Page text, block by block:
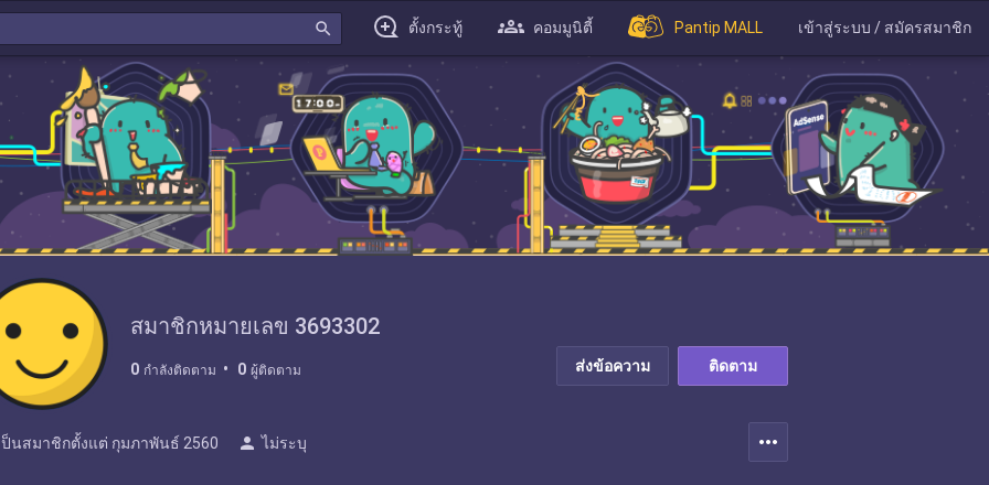
search ตั้งกระทู้ คอมมูนิตี้ Pantip MALL เข้าสู่ระบบ / สมัครสมาชิก
สมาชิกหมายเลข 3693302
0 กำลังติดตาม 0 ผู้ติดตาม ส่งข้อความ ติดตาม
ป็นสมาชิกตั้งแต่ กุมภาพันธ์ 2560 person ไม่ระบุ more_horiz